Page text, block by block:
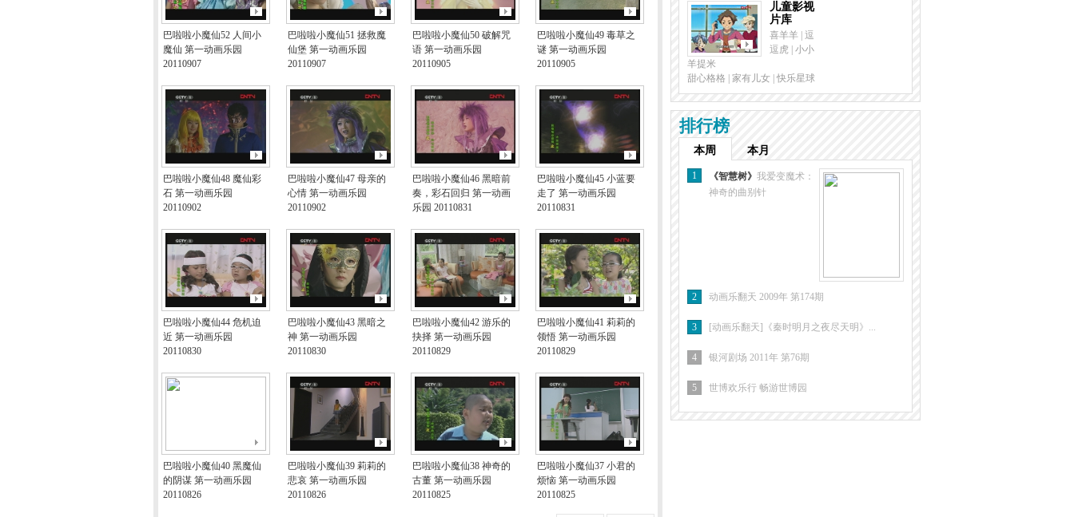
巴啦啦小魔仙52 人间小
魔仙 第一动画乐园
20110907
巴啦啦小魔仙51 拯救魔
仙堡 第一动画乐园
20110907
巴啦啦小魔仙50 破解咒
语 第一动画乐园
20110905
巴啦啦小魔仙49 毒草之
谜 第一动画乐园
20110905
巴啦啦小魔仙48 魔仙彩
石 第一动画乐园
20110902
巴啦啦小魔仙47 母亲的
心情 第一动画乐园
20110902
巴啦啦小魔仙46 黑暗前
奏，彩石回归 第一动画
乐园 20110831
巴啦啦小魔仙45 小蓝要
走了 第一动画乐园
20110831
巴啦啦小魔仙44 危机迫
近 第一动画乐园
20110830
巴啦啦小魔仙43 黑暗之
神 第一动画乐园
20110830
巴啦啦小魔仙42 游乐的
抉择 第一动画乐园
20110829
巴啦啦小魔仙41 莉莉的
领悟 第一动画乐园
20110829
巴啦啦小魔仙40 黑魔仙
的阴谋 第一动画乐园
20110826
巴啦啦小魔仙39 莉莉的
悲哀 第一动画乐园
20110826
巴啦啦小魔仙38 神奇的
古董 第一动画乐园
20110825
巴啦啦小魔仙37 小君的
烦恼 第一动画乐园
20110825
儿童影视
片库
喜羊羊
逗
逗虎 小小
羊提米
甜心格格
家有儿女 快乐星球
排行榜
本周 本月
1 《智慧树》 我爱变魔术：
神奇的曲别针
2 动画乐翻天 2009年 第174期
3 [动画乐翻天]《秦时明月之夜尽天明》...
4 银河剧场 2011年 第76期
5 世博欢乐行 畅游世博园